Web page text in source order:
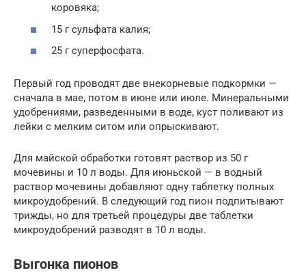
коровяка;
15 г сульфата калия;
25 г суперфосфата.
Первый год проводят две внекорневые подкормки —
сначала в мае, потом в июне или июле. Минеральными
удобрениями, разведенными в воде, куст поливают из
лейки с мелким ситом или опрыскивают.
Для майской обработки готовят раствор из 50 г
мочевины и 10 л воды. Для июньской — в водный
раствор мочевины добавляют одну таблетку полных
микроудобрений. В следующий год пион подпитывают
трижды, но для третьей процедуры две таблетки
микроудобрений разводят в 10 л воды.
Выгонка пионов